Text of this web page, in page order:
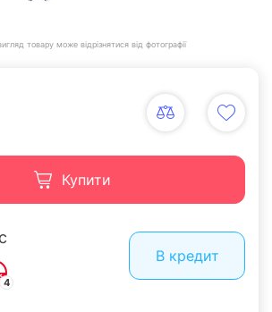
товару може відрізнятися від фотографії
Купити
4
В кредит